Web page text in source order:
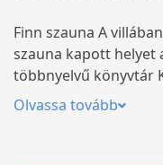
Finn szauna A
szauna kapott helyet
többnyelvű könyvtár
Olvassa tovább